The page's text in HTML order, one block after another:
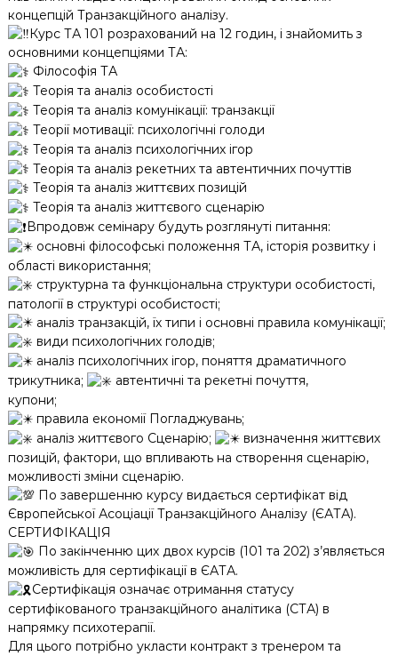
концепцій Транзакційного аналізу.
Курс ТА 101 розрахований на 12 годин, і знайомить з
основними концепціями ТА:
Філософія ТА
Теорія та аналіз особистості
Теорія та аналіз комунікації: транзакції
Теорії мотивації: психологічні голоди
Теорія та аналіз психологічних ігор
Теорія та аналіз рекетних та автентичних почуттів
Теорія та аналіз життєвих позицій
Теорія та аналіз життєвого сценарію
Впродовж семінару будуть розглянуті питання:
основні філософські положення ТА, історія розвитку і
області використання;
структурна та функціональна структури особистості,
патології в структурі особистості;
аналіз транзакцій, їх типи і основні правила комунікації;
види психологічних голодів;
аналіз психологічних ігор, поняття драматичного
трикутника;
автентичні та рекетні почуття,
купони;
правила економії Погладжувань;
аналіз життєвого Сценарію;
визначення життєвих
позицій, фактори, що впливають на створення сценарію,
можливості зміни сценарію.
По завершенню курсу видається сертифікат від
Європейської Асоціації Транзакційного Аналізу (ЄАТА).
СЕРТИФІКАЦІЯ
По закінченню цих двох курсів (101 та 202) з’являється
можливість для сертифікації в ЄАТА.
Сертифікація означає отримання статусу
сертифікованого транзакційного аналітика (СТА) в
напрямку психотерапії.
Для цього потрібно укласти контракт з тренером та